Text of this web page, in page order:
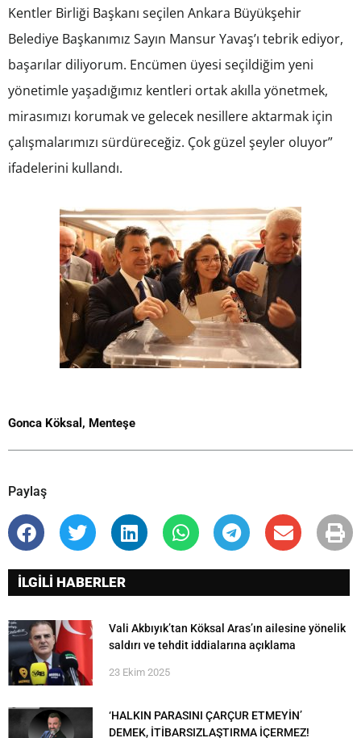
Kentler Birliği Başkanı seçilen Ankara Büyükşehir
Belediye Başkanımız Sayın Mansur Yavaş’ı tebrik ediyor,
başarılar diliyorum. Encümen üyesi seçildiğim yeni
yönetimle yaşadığımız kentleri ortak akılla yönetmek,
mirasımızı korumak ve gelecek nesillere aktarmak için
çalışmalarımızı sürdüreceğiz. Çok güzel şeyler oluyor”
ifadelerini kullandı.
Gonca Köksal , Menteşe
Paylaş
İLGİLİ HABERLER
Vali Akbıyık’tan Köksal Aras’ın ailesine yönelik
saldırı ve tehdit iddialarına açıklama
23 Ekim 2025
‘HALKIN PARASINI ÇARÇUR ETMEYİN’
DEMEK, İTİBARSIZLAŞTIRMA İÇERMEZ!